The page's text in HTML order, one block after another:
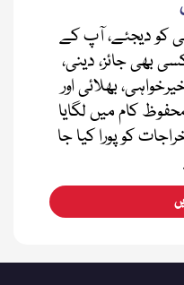
کو دیجئے، آپ کے
بھی جائز، دینی،
بھلائی اور
کام میں لگایا
کو پورا کیا جا